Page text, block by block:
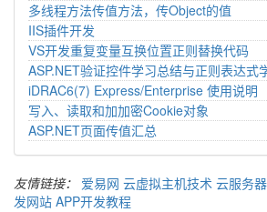
多线程方法传值方法，传Object的值
IIS插件开发
VS开发重复变量互换位置正则替换代码
ASP.NET验证控件学习总结与正则表达式
iDRAC6(7) Express/Enterprise 使用说明
写入、读取和加加密Cookie对象
ASP.NET页面传值汇总
友情链接： 爱易网 云虚拟主机技术 云服务
发网站 APP开发教程